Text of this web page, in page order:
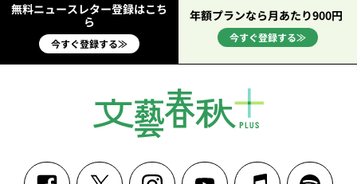
無料ニュースレター登録はこち
ら
今すぐ登録する≫
年額プランなら月あたり900円
今すぐ登録する≫